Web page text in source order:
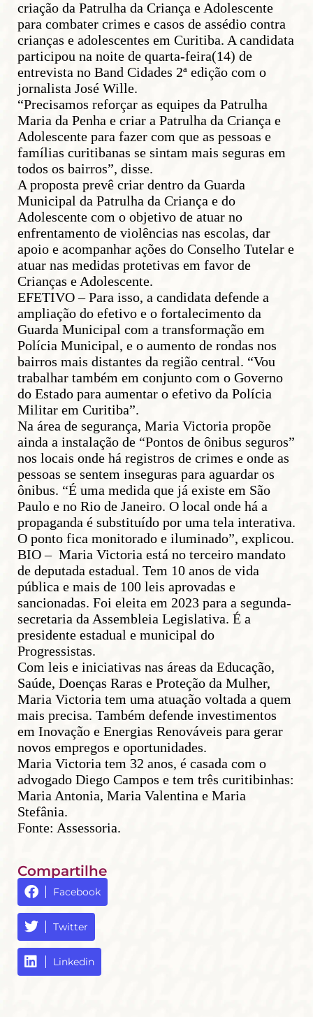
criação da Patrulha da Criança e Adolescente
para combater crimes e casos de assédio contra
crianças e adolescentes em Curitiba. A candidata
participou na noite de quarta-feira(14) de
entrevista no Band Cidades 2ª edição com o
jornalista José Wille.
“Precisamos reforçar as equipes da Patrulha
Maria da Penha e criar a Patrulha da Criança e
Adolescente para fazer com que as pessoas e
famílias curitibanas se sintam mais seguras em
todos os bairros”, disse.
A proposta prevê criar dentro da Guarda
Municipal da Patrulha da Criança e do
Adolescente com o objetivo de atuar no
enfrentamento de violências nas escolas, dar
apoio e acompanhar ações do Conselho Tutelar e
atuar nas medidas protetivas em favor de
Crianças e Adolescente.
EFETIVO – Para isso, a candidata defende a
ampliação do efetivo e o fortalecimento da
Guarda Municipal com a transformação em
Polícia Municipal, e o aumento de rondas nos
bairros mais distantes da região central. “Vou
trabalhar também em conjunto com o Governo
do Estado para aumentar o efetivo da Polícia
Militar em Curitiba”.
Na área de segurança, Maria Victoria propõe
ainda a instalação de “Pontos de ônibus seguros”
nos locais onde há registros de crimes e onde as
pessoas se sentem inseguras para aguardar os
ônibus. “É uma medida que já existe em São
Paulo e no Rio de Janeiro. O local onde há a
propaganda é substituído por uma tela interativa.
O ponto fica monitorado e iluminado”, explicou.
BIO – Maria Victoria está no terceiro mandato
de deputada estadual. Tem 10 anos de vida
pública e mais de 100 leis aprovadas e
sancionadas. Foi eleita em 2023 para a segunda-
secretaria da Assembleia Legislativa. É a
presidente estadual e municipal do
Progressistas.
Com leis e iniciativas nas áreas da Educação,
Saúde, Doenças Raras e Proteção da Mulher,
Maria Victoria tem uma atuação voltada a quem
mais precisa. Também defende investimentos
em Inovação e Energias Renováveis para gerar
novos empregos e oportunidades.
Maria Victoria tem 32 anos, é casada com o
advogado Diego Campos e tem três curitibinhas:
Maria Antonia, Maria Valentina e Maria
Stefânia.
Fonte: Assessoria.
Compartilhe
Facebook
Twitter
Linkedin